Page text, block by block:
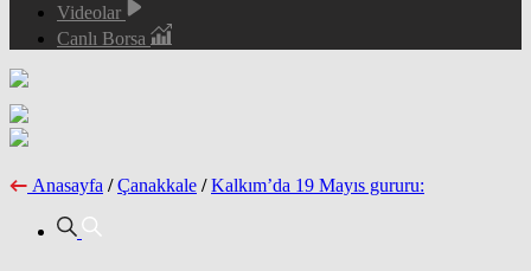
Videolar
Canlı Borsa
Anasayfa / Çanakkale / Kalkım’da 19 Mayıs gururu: